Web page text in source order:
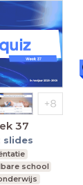
37
slides
school